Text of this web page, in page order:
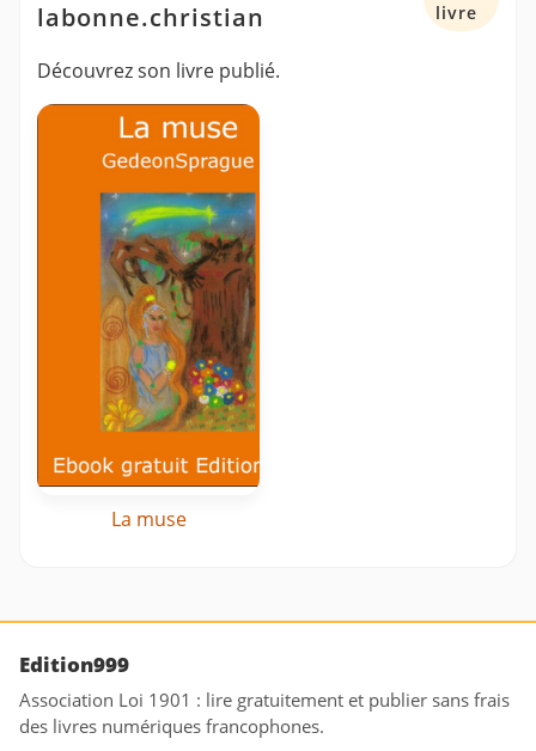
labonne.christian
livre
Découvrez son livre publié.
La muse
Edition999
Association Loi 1901 : lire gratuitement et publier sans frais
des livres numériques francophones.